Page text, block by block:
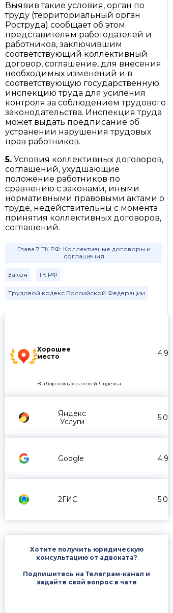
Хорошее
место
4.9
Выбор пользователей Яндекса
Яндекс
Услуги
5.0
Google 4.9
2ГИС 5.0
Хотите получить юридическую
консультацию от адвоката?
Подпишитесь на Телеграм-канал и
задайте свой вопрос в чате
Выявив такие условия, орган по
труду (территориальный орган
Роструда) сообщает об этом
представителям работодателей и
работников, заключившим
соответствующий коллективный
договор, соглашение, для внесения
необходимых изменений и в
соответствующую государственную
инспекцию труда для усиления
контроля за соблюдением трудового
законодательства. Инспекция труда
может выдать предписание об
устранении нарушения трудовых
прав работников.
5. Условия коллективных договоров,
соглашений, ухудшающие
положение работников по
сравнению с законами, иными
нормативными правовыми актами о
труде, недействительны с момента
принятия коллективных договоров,
соглашений.
Глава 7 ТК РФ: Коллективные договоры и
соглашения
Закон ТК РФ
Трудовой кодекс Российской Федерации